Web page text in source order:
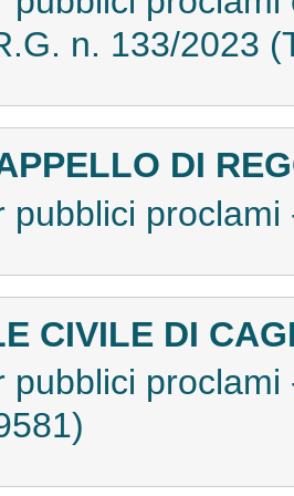
n. 133/2023
DI
pubblici
CIVILE DI
pubblici